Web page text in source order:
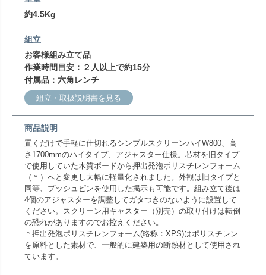
約4.5Kg
組立
お客様組み立て品
作業時間目安：２人以上で約15分
付属品：六角レンチ
組立・取扱説明書を見る
商品説明
置くだけで手軽に仕切れるシンプルスクリーンハイW800、高
さ1700mmのハイタイプ、アジャスター仕様。芯材を旧タイプ
で使用していた木質ボードから押出発泡ポリスチレンフォーム
（＊）へと変更し大幅に軽量化されました。外観は旧タイプと
同等、プッシュピンを使用した掲示も可能です。組み立て後は
4個のアジャスターを調整してガタつきのないように設置して
ください。スクリーン用キャスター（別売）の取り付けは転倒
の恐れがありますのでお控えください。
＊押出発泡ポリスチレンフォーム(略称：XPS)はポリスチレン
を原料とした素材で、一般的に建築用の断熱材として使用され
ています。